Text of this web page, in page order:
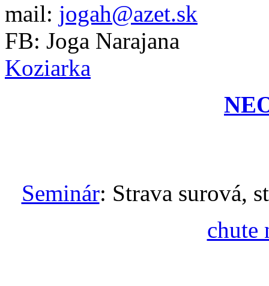
mail: jogah@azet.sk
FB: Joga Narajana
Koziarka
Seminár: Strava surová,
chute